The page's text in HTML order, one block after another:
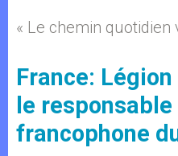
« Le chemin quotidien
France:
le
francophone